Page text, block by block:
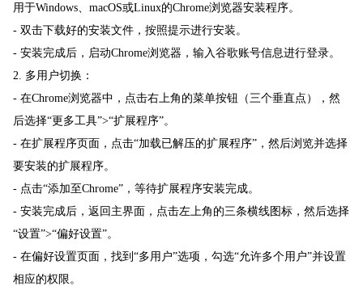
用于Windows、macOS或Linux的Chrome浏览器安装程序。
- 双击下载好的安装文件，按照提示进行安装。
- 安装完成后，启动Chrome浏览器，输入谷歌账号信息进行登录。
2. 多用户切换：
- 在Chrome浏览器中，点击右上角的菜单按钮（三个垂直点），然
后选择“更多工具”>“扩展程序”。
- 在扩展程序页面，点击“加载已解压的扩展程序”，然后浏览并选择
要安装的扩展程序。
- 点击“添加至Chrome”，等待扩展程序安装完成。
- 安装完成后，返回主界面，点击左上角的三条横线图标，然后选择
“设置”>“偏好设置”。
- 在偏好设置页面，找到“多用户”选项，勾选“允许多个用户”并设置
相应的权限。